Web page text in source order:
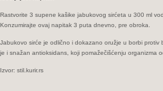
Rastvorite 3 supene kašike jabukovog sirćeta u 300 ml
Konzumirajte ovaj napitak 3 puta dnevno, pre obroka.
Jabukovo sirće je odlično i dokazano oružje u borbi protiv
je i snažan antioksidans, koji pomažečišćenju organizma
Izvor: stil.kurir.rs